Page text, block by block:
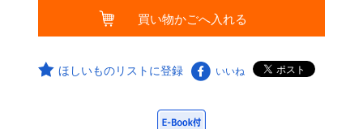
ほしいものリストに登録 いいね